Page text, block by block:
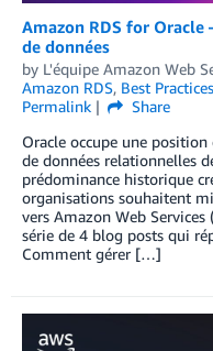
Amazon RDS for Oracle
de données
by L'équipe Amazon Web
Amazon RDS, Best Practices
Permalink
Share
Oracle occupe une
de données relationnelles
prédominance historique
organisations souhaitent
vers Amazon Web Services
série de 4 blog posts qui
Comment gérer […]